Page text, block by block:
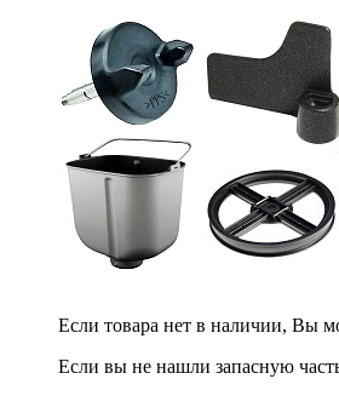
Если товара нет в наличии, Вы
Если вы не нашли запасную